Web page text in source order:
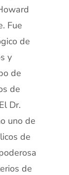
Fue
de
y
de
de
Dr.
uno de
de
de